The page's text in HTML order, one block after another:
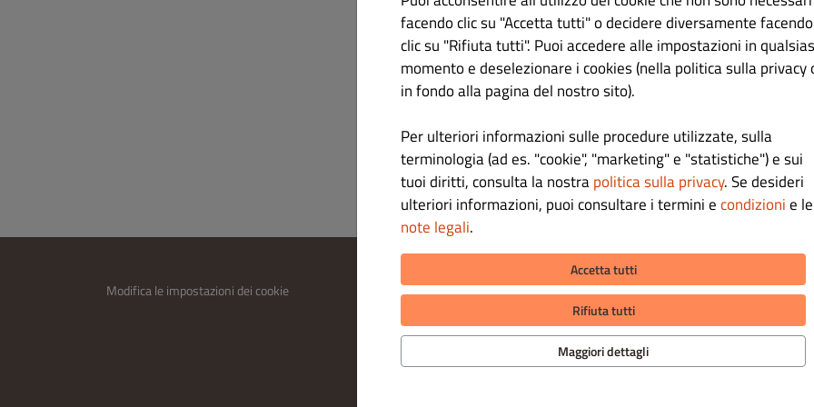
Modifica le impostazioni dei cookie
INFORMAZIONI
Informativa sulla privacy
METODI DI PAGAMENTO PER LA
CONSEGNA A DOMICILIO
METODI DI PAGAMENTO PER L'
facendo clic su "Accetta tutti" o decidere diversamente facendo
clic su "Rifiuta tutti". Puoi accedere alle impostazioni in
momento e deselezionare i cookies (nella politica sulla privacy
in fondo alla pagina del nostro sito).
Per ulteriori informazioni sulle procedure utilizzate, sulla
terminologia (ad es. "cookie", "marketing" e "statistiche") e sui
tuoi diritti, consulta la nostrapolitica sulla privacy. Se desideri
ulteriori informazioni, puoi consultare i termini econdizionie le
note legali.
Accetta tutti
Rifiuta tutti
Maggiori dettagli